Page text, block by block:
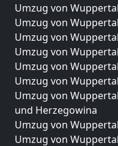
Umzug von
Umzug von
Umzug von
Umzug von
Umzug von
Umzug von
Umzug von
und Herzegowina
Umzug von
Umzug von